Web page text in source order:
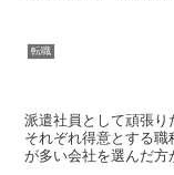
転職
派遣社員として頑張り
それぞれ得意とする
が多い会社を選んだ方